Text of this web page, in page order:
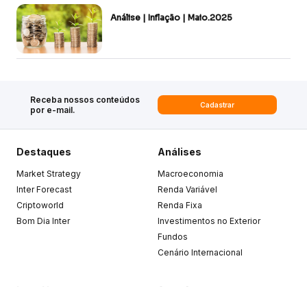
Análise | Inflação | Maio.2025
Receba nossos conteúdos
por e-mail.
Cadastrar
Destaques
Market Strategy
Inter Forecast
Criptoworld
Bom Dia Inter
Análises
Macroeconomia
Renda Variável
Renda Fixa
Investimentos no Exterior
Fundos
Cenário Internacional